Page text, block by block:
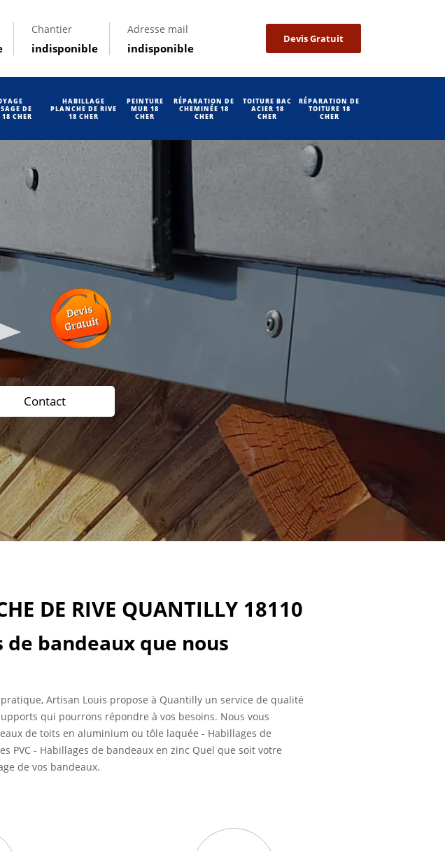
Chantier
indisponible
Adresse mail
indisponible
Devis Gratuit
DE
CHER
HABILLAGE
PLANCHE DE RIVE
18 CHER
PEINTURE
MUR 18
CHER
RÉPARATION DE
CHEMINÉE 18
CHER
TOITURE BAC
ACIER 18
CHER
RÉPARATION DE
TOITURE 18
CHER
Contact
DE RIVE QUANTILLY 18110
de bandeaux que nous
Artisan Louis propose à Quantilly un service de qualité
qui pourrons répondre à vos besoins. Nous vous
de toits en aluminium ou tôle laquée - Habillages de
- Habillages de bandeaux en zinc Quel que soit votre
de vos bandeaux.